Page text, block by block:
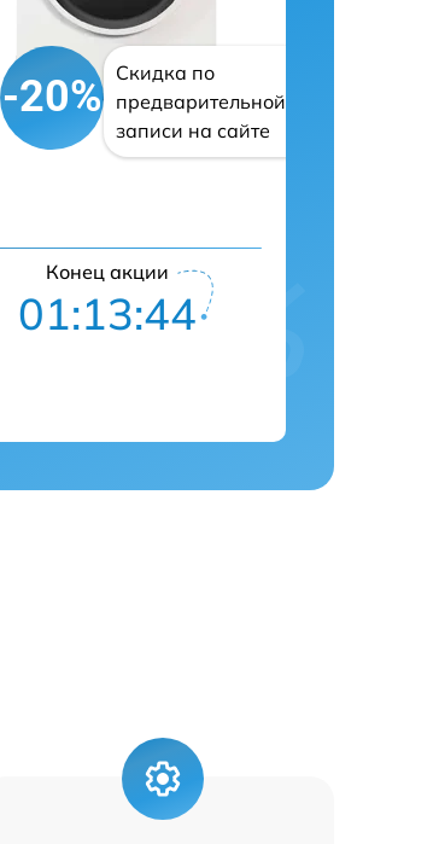
-20%
Скидка по
предварительной
записи на сайте
Конец акции
01:13:42